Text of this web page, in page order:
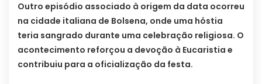
Outro episódio associado à origem da data ocorreu
na cidade italiana de Bolsena, onde uma hóstia
teria sangrado durante uma celebração religiosa. O
acontecimento reforçou a devoção à Eucaristia e
contribuiu para a oficialização da festa.